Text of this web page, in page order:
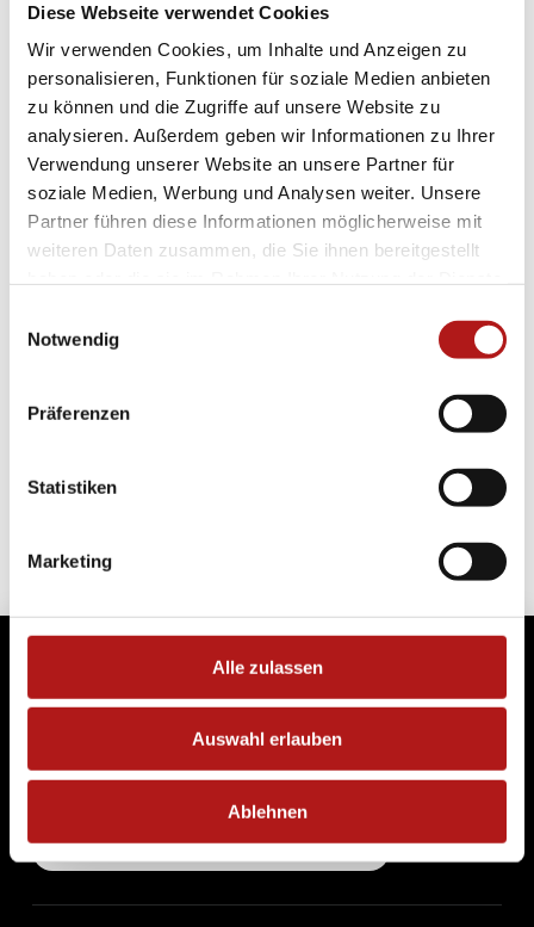
Diese Webseite verwendet Cookies
Wir verwenden Cookies, um Inhalte und Anzeigen zu
personalisieren, Funktionen für soziale Medien anbieten
zu können und die Zugriffe auf unsere Website zu
analysieren. Außerdem geben wir Informationen zu Ihrer
Verwendung unserer Website an unsere Partner für
soziale Medien, Werbung und Analysen weiter. Unsere
Partner führen diese Informationen möglicherweise mit
weiteren Daten zusammen, die Sie ihnen bereitgestellt
Notwendig
Präferenzen
Statistiken
Marketing
Alle zulassen
Auswahl erlauben
Ablehnen
Weitere Beiträge
Verstärkung im Ärzteteam: Dr. med. Sabine Wiemers ist
neu im Orthozentrum Bergstraße
07. April 2026
Jetzt auch über Doctolib buchbar
prp-spezialist.de wird Teil von orthozentrum-
Search Submit